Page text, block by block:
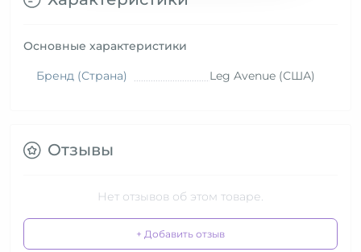
Основные характеристики
Бренд (Страна) Leg Avenue (США)
Отзывы
Нет отзывов об этом товаре.
+ Добавить отзыв